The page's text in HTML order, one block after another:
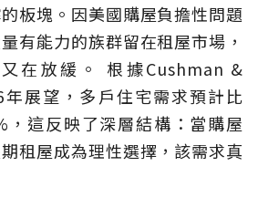
板塊。因美國購屋負擔性問題
有能力的族群留在租屋市場，
在放緩。 根據Cushman &
展望，多戶住宅需求預計比
，這反映了深層結構：當購屋
租屋成為理性選擇，該需求真